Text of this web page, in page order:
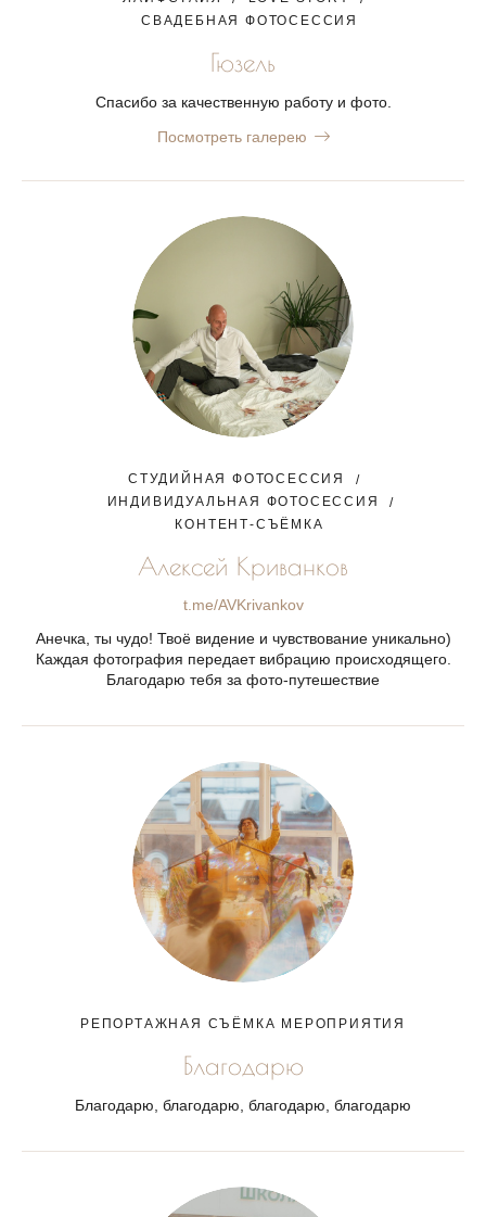
СВАДЕБНАЯ ФОТОСЕССИЯ
Гюзель
Спасибо за качественную работу и фото.
Посмотреть галерею
СТУДИЙНАЯ ФОТОСЕССИЯ
ИНДИВИДУАЛЬНАЯ ФОТОСЕССИЯ
КОНТЕНТ-СЪЁМКА
Алексей Криванков
t.me/AVKrivankov
Анечка, ты чудо! Твоё видение и чувствование уникально)
Каждая фотография передает вибрацию происходящего.
Благодарю тебя за фото-путешествие
РЕПОРТАЖНАЯ СЪЁМКА МЕРОПРИЯТИЯ
Благодарю
Благодарю, благодарю, благодарю, благодарю